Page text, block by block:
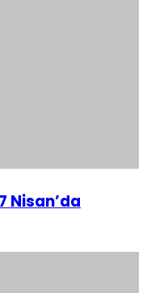
Nisan’da